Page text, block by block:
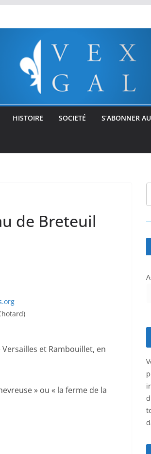
HISTOIRE SOCIETÉ S’ABONNER
de Breteuil
et Rambouillet, en
» ou « la ferme de la